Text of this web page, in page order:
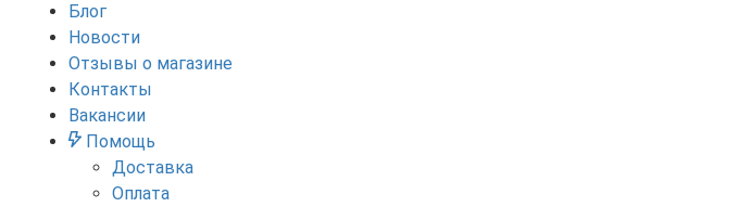
Блог
Новости
Отзывы о магазине
Контакты
Вакансии
Помощь
Доставка
Оплата